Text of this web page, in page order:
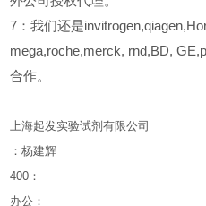
7：我们还是
mega,roche,merck, rnd,BD,
合作。
上海起发实验试剂有限公司
：杨建辉
400 ：
办公：